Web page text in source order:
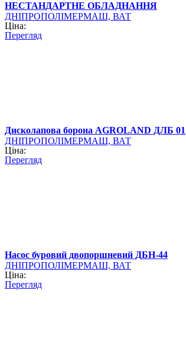
НЕСТАНДАРТНЕ ОБЛАДНАННЯ
ДНІПРОПОЛІМЕРМАШ, ВАТ
Ціна:
Перегляд
Дисколапова борона AGROLAND ДЛБ 01
ДНІПРОПОЛІМЕРМАШ, ВАТ
Ціна:
Перегляд
Насос буровий двопоршневий ДБН-44
ДНІПРОПОЛІМЕРМАШ, ВАТ
Ціна:
Перегляд